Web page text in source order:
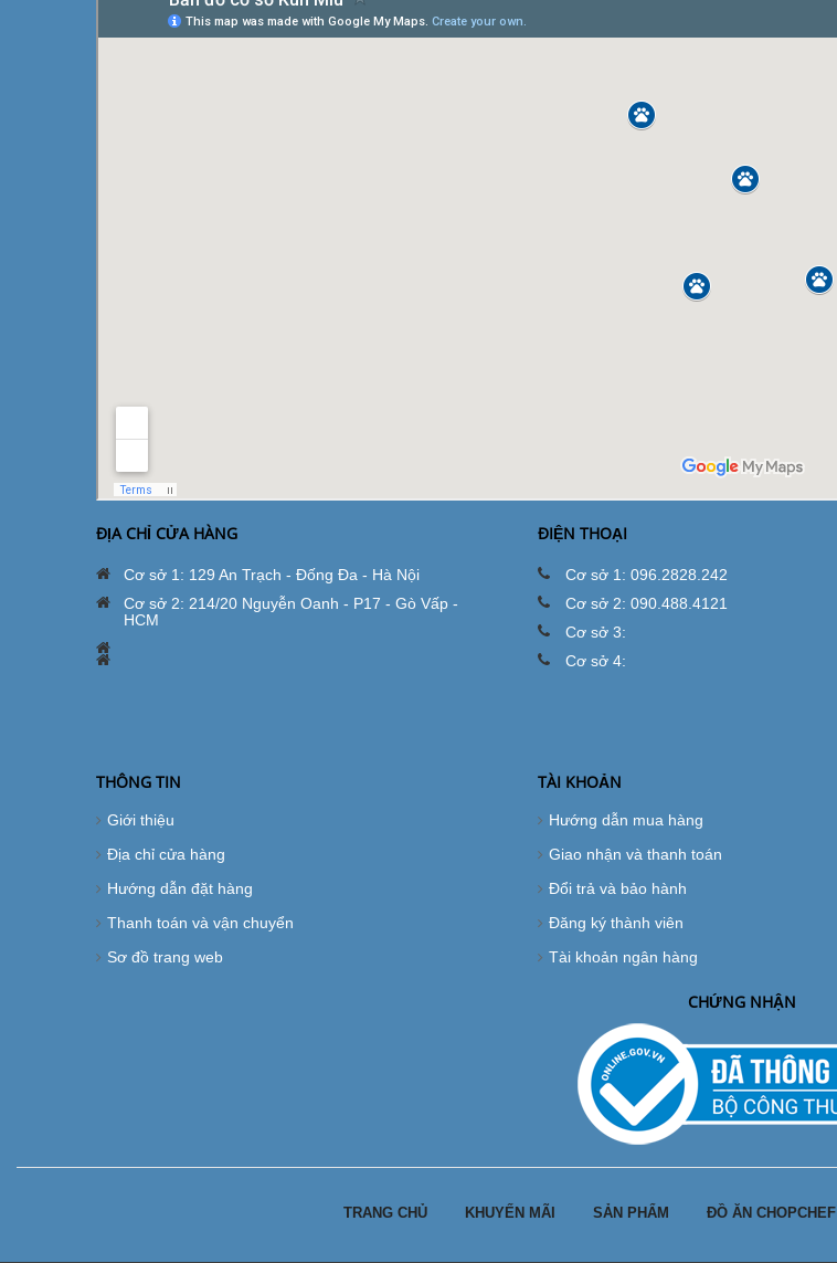
ĐỊA CHỈ CỬA HÀNG
Cơ sở 1: 129 An Trạch - Đống Đa - Hà Nội
Cơ sở 2: 214/20 Nguyễn Oanh - P17 - Gò Vấp -
HCM
ĐIỆN THOẠI
Cơ sở 1: 096.2828.242
Cơ sở 2: 090.488.4121
Cơ sở 3:
Cơ sở 4:
THÔNG TIN
Giới thiệu
Địa chỉ cửa hàng
Hướng dẫn đặt hàng
Thanh toán và vận chuyển
Sơ đồ trang web
TÀI KHOẢN
Hướng dẫn mua hàng
Giao nhận và thanh toán
Đổi trả và bảo hành
Đăng ký thành viên
Tài khoản ngân hàng
CHỨNG NHẬN
TRANG CHỦ KHUYẾN MÃI SẢN PHẨM ĐỒ ĂN CHOPCHEF